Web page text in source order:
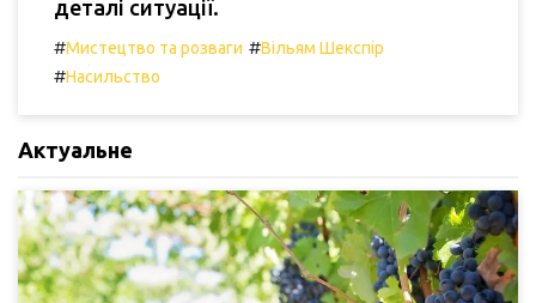
деталі ситуації.
#Мистецтво та розваги #Вільям Шекспір
#Насильство
Актуальне